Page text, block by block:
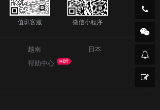
值班客服 微信小程序
越南
日本
帮助中心